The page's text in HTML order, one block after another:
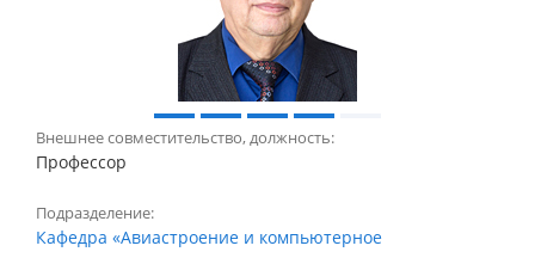
Внешнее совместительство, должность:
Профессор
Подразделение:
Кафедра «Авиастроение и компьютерное